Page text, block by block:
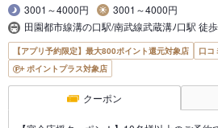
3001～4000円
3001～4000円
田園都市線溝の口駅/南武線武蔵溝ﾉ口駅 徒
【アプリ予約限定】最大800ポイント還元対象店
口コ
ポイントプラス対象店
クーポン